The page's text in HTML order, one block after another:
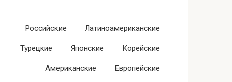
Российские Латиноамериканские
Турецкие Японские Корейские
Американские Европейские